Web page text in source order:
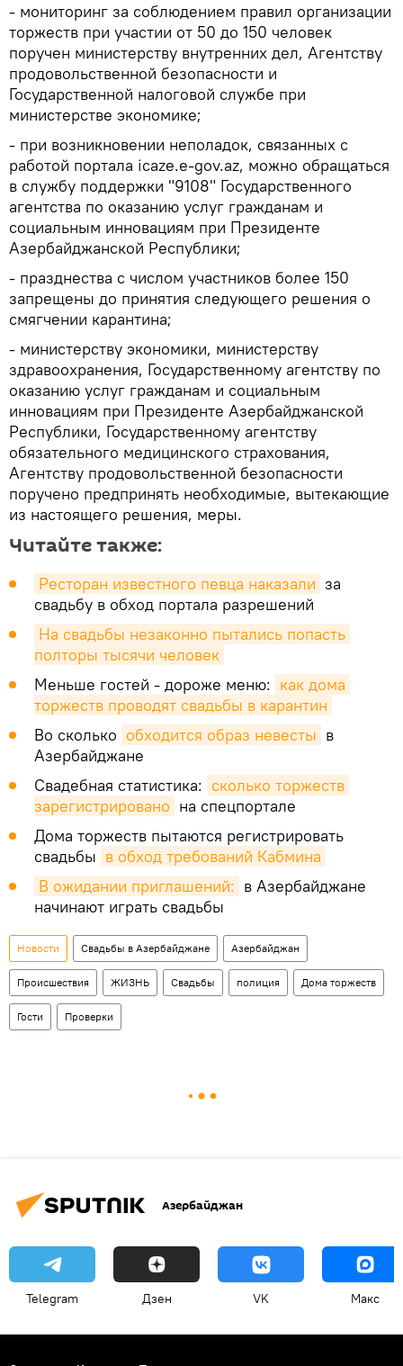
- мониторинг за соблюдением правил организации
торжеств при участии от 50 до 150 человек
поручен министерству внутренних дел, Агентству
продовольственной безопасности и
Государственной налоговой службе при
министерстве экономике;
- при возникновении неполадок, связанных с
работой портала icaze.e-gov.az, можно обращаться
в службу поддержки "9108" Государственного
агентства по оказанию услуг гражданам и
социальным инновациям при Президенте
Азербайджанской Республики;
- празднества с числом участников более 150
запрещены до принятия следующего решения о
смягчении карантина;
- министерству экономики, министерству
здравоохранения, Государственному агентству по
оказанию услуг гражданам и социальным
инновациям при Президенте Азербайджанской
Республики, Государственному агентству
обязательного медицинского страхования,
Агентству продовольственной безопасности
поручено предпринять необходимые, вытекающие
из настоящего решения, меры.
Читайте также:
Ресторан известного певца наказали за
свадьбу в обход портала разрешений
На свадьбы незаконно пытались попасть
полторы тысячи человек
Меньше гостей - дороже меню: как дома
торжеств проводят свадьбы в карантин
Во сколько обходится образ невесты в
Азербайджане
Свадебная статистика: сколько торжеств
зарегистрировано на спецпортале
Дома торжеств пытаются регистрировать
свадьбы в обход требований Кабмина
В ожидании приглашений: в Азербайджане
начинают играть свадьбы
Новости Свадьбы в Азербайджане Азербайджан
Происшествия ЖИЗНЬ Свадьбы полиция Дома торжеств
Гости Проверки
Азербайджан
Telegram Дзен VK Макс